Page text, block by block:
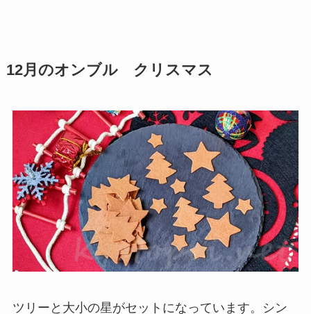
12月のオンブル クリスマス
ツリーと大小の星がセットになっています。シン